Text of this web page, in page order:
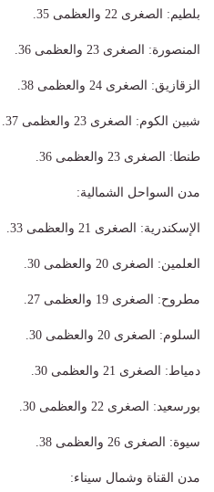
​بلطيم: الصغرى 22 والعظمى 35.
​المنصورة: الصغرى 23 والعظمى 36.
​الزقازيق: الصغرى 24 والعظمى 38.
​شبين الكوم: الصغرى 23 والعظمى 37.
​طنطا: الصغرى 23 والعظمى 36.
​مدن السواحل الشمالية:
​الإسكندرية: الصغرى 21 والعظمى 33.
​العلمين: الصغرى 20 والعظمى 30.
​مطروح: الصغرى 19 والعظمى 27.
​السلوم: الصغرى 20 والعظمى 30.
​دمياط: الصغرى 21 والعظمى 30.
​بورسعيد: الصغرى 22 والعظمى 30.
​سيوة: الصغرى 26 والعظمى 38.
​مدن القناة وشمال سيناء: